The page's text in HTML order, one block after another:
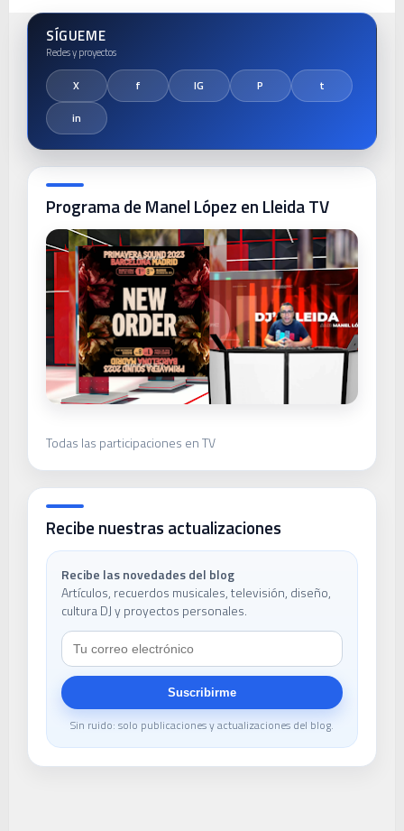
SÍGUEME
Programa de Manel López en Lleida TV
Todas las participaciones en TV
Recibe nuestras actualizaciones
Recibe las novedades del blog
Artículos, recuerdos musicales, televisión, diseño,
cultura DJ y proyectos personales.
Suscribirme
Sin ruido: solo publicaciones y actualizaciones del blog.